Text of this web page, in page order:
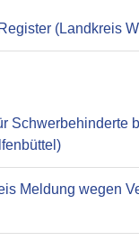
(Landkreis
Schwerbehinderte
Meldung wegen